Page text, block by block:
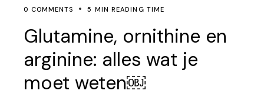
0 COMMENTS 5 MIN READING TIME
Glutamine, ornithine en
arginine: alles wat je
moet weten￼